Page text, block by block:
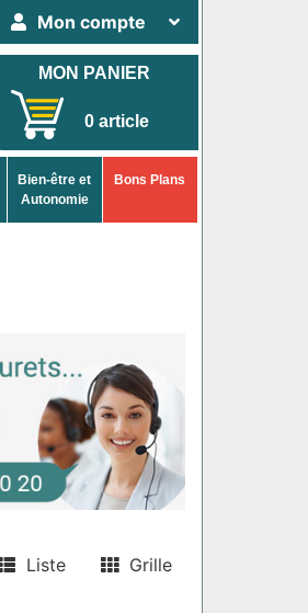
Mon compte
MON PANIER
0 article
Bien-être et
Autonomie
Bons Plans
Liste Grille